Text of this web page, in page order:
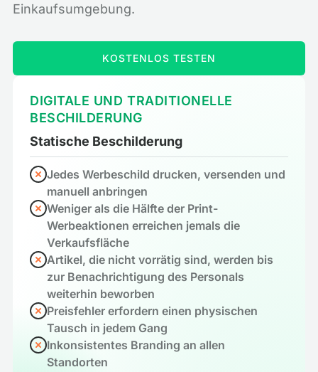
Einkaufsumgebung.
KOSTENLOS TESTEN
DIGITALE UND TRADITIONELLE
BESCHILDERUNG
Statische Beschilderung
Jedes Werbeschild drucken, versenden und
manuell anbringen
Weniger als die Hälfte der Print-
Werbeaktionen erreichen jemals die
Verkaufsfläche
Artikel, die nicht vorrätig sind, werden bis
zur Benachrichtigung des Personals
weiterhin beworben
Preisfehler erfordern einen physischen
Tausch in jedem Gang
Inkonsistentes Branding an allen
Standorten